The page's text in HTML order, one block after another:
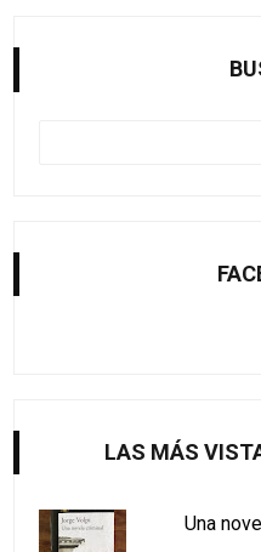
LAS MÁS
Una